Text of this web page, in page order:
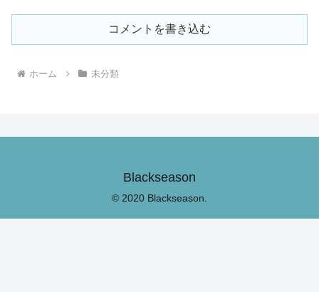
コメントを書き込む
ホーム 未分類
Blackseason
© 2020 Blackseason.